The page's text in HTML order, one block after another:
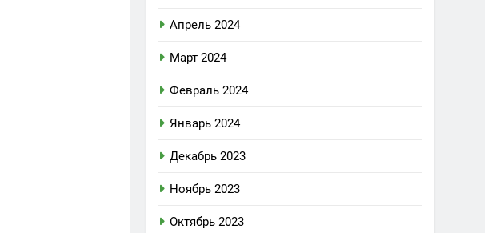
Апрель 2024
Март 2024
Февраль 2024
Январь 2024
Декабрь 2023
Ноябрь 2023
Октябрь 2023